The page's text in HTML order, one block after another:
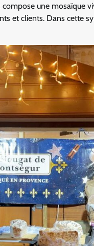
une mosaïque
et clients. Dans cette